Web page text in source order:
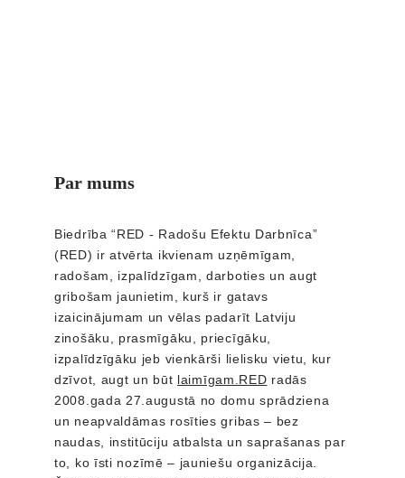
Par mums
Biedrība “RED - Radošu Efektu Darbnīca”
(RED) ir atvērta ikvienam uzņēmīgam,
radošam, izpalīdzīgam, darboties un augt
gribošam jaunietim, kurš ir gatavs
izaicinājumam un vēlas padarīt Latviju
zinošāku, prasmīgāku, priecīgāku,
izpalīdzīgāku jeb vienkārši lielisku vietu, kur
dzīvot, augt un būt laimīgam.RED radās
2008.gada 27.augustā no domu sprādziena
un neapvaldāmas rosīties gribas – bez
naudas, institūciju atbalsta un saprašanas par
to, ko īsti nozīmē – jauniešu organizācija.